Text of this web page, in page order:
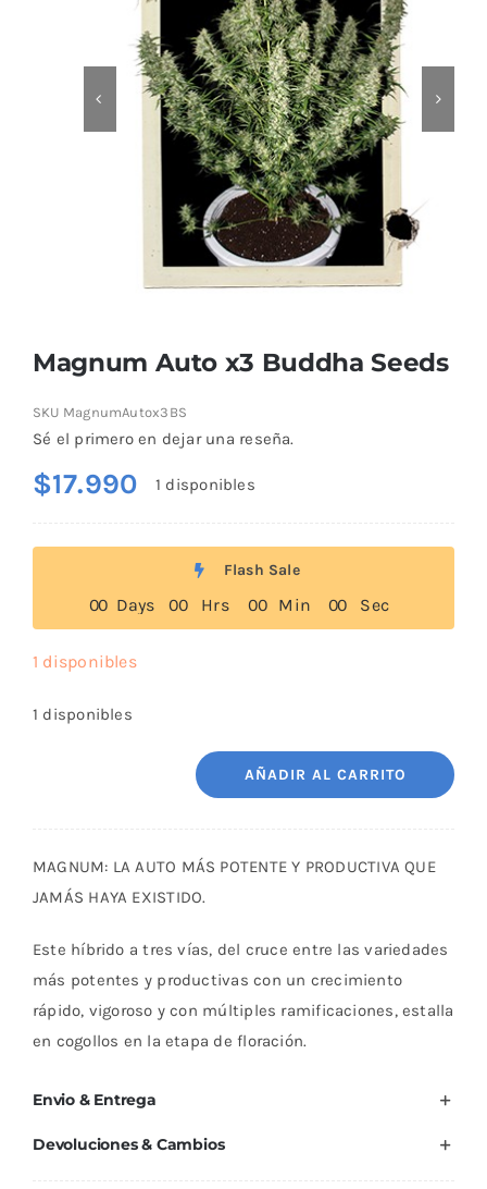
Magnum Auto x3 Buddha Seeds
SKU MagnumAutox3BS
Sé el primero en dejar una reseña.
$17.990 1 disponibles
Flash Sale
00 Days 00 Hrs 00 Min 00 Sec
1 disponibles
1 disponibles
Buddha
cantidad
AÑADIR AL CARRITO
MAGNUM: LA AUTO MÁS POTENTE Y PRODUCTIVA QUE
JAMÁS HAYA EXISTIDO.
Este híbrido a tres vías, del cruce entre las variedades
más potentes y productivas con un crecimiento
rápido, vigoroso y con múltiples ramificaciones, estalla
en cogollos en la etapa de floración.
Envio & Entrega
Devoluciones & Cambios